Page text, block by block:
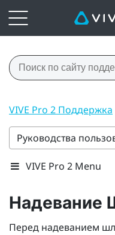
VIVE Pro 2 Поддержка
Руководства
VIVE Pro 2 Menu
Надевание
Перед надеванием